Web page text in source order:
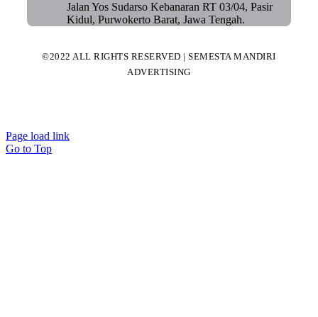
Jalan Yos Sudarso Kebanaran RT 03/04, Pasir
Kidul, Purwokerto Barat, Jawa Tengah.
©2022 ALL RIGHTS RESERVED | SEMESTA MANDIRI
ADVERTISING
Page load link
Go to Top